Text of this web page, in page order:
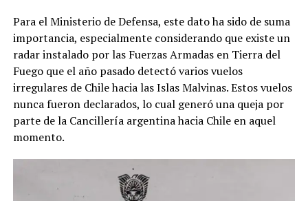
Para el Ministerio de Defensa, este dato ha sido de suma
importancia, especialmente considerando que existe un
radar instalado por las Fuerzas Armadas en Tierra del
Fuego que el año pasado detectó varios vuelos
irregulares de Chile hacia las Islas Malvinas. Estos vuelos
nunca fueron declarados, lo cual generó una queja por
parte de la Cancillería argentina hacia Chile en aquel
momento.